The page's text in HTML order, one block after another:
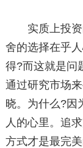
实质上投资
舍的选择在乎
得?而这就是问
通过研究市场
晓。为什么?因
人的心里。追
方式才是最完